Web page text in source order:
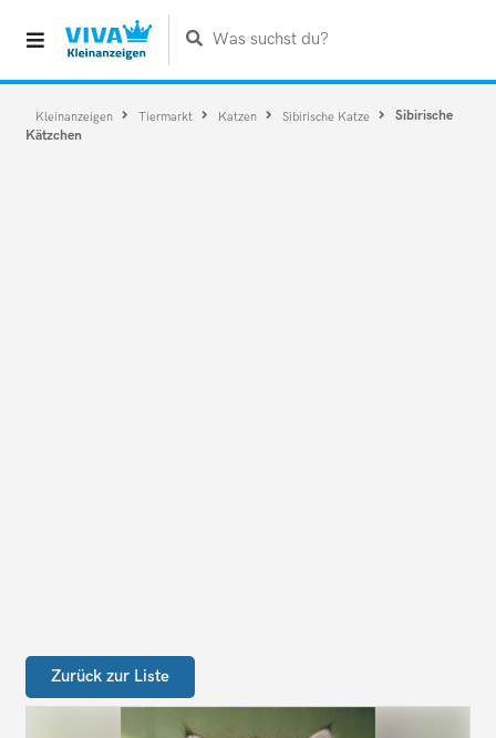
Was suchst du?
Kleinanzeigen Tiermarkt Katzen Sibirische Katze
Sibirische
Kätzchen
Zurück zur Liste